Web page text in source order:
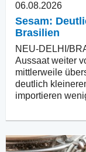
06.08.2026
Sesam:
Brasilien
NEU-DELHI/
Aussaat weiter
mittlerweile
deutlich
importieren